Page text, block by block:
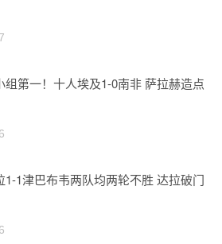
组第一！十人埃及1-0南非 萨拉赫造点
1-1津巴布韦两队均两轮不胜 达拉破门